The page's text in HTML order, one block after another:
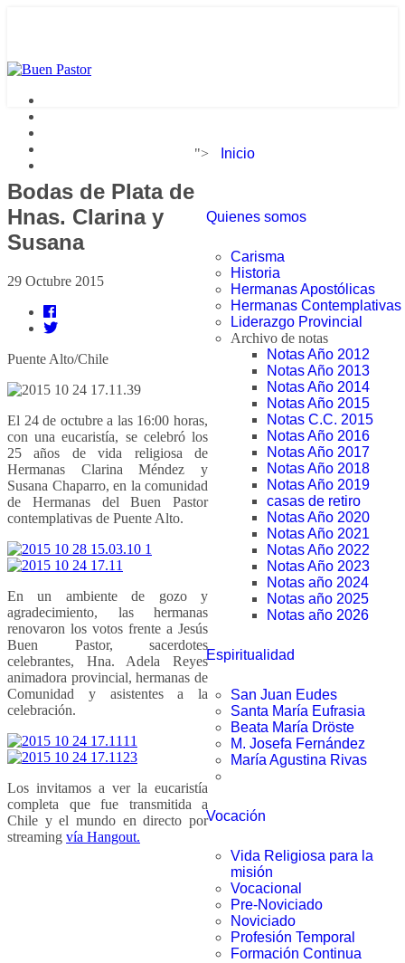
"> Inicio
Quienes somos
Carisma
Historia
Hermanas Apostólicas
Hermanas Contemplativas
Liderazgo Provincial
Archivo de notas
Notas Año 2012
Notas Año 2013
Notas Año 2014
Notas Año 2015
Notas C.C. 2015
Notas Año 2016
Notas Año 2017
Notas Año 2018
Notas Año 2019
casas de retiro
Notas Año 2020
Notas Año 2021
Notas Año 2022
Notas Año 2023
Notas año 2024
Notas año 2025
Notas año 2026
Espiritualidad
San Juan Eudes
Santa María Eufrasia
Beata María Dröste
M. Josefa Fernández
María Agustina Rivas
Vocación
Vida Religiosa para la
misión
Vocacional
Pre-Noviciado
Noviciado
Profesión Temporal
Formación Continua
Bodas de Plata de
Hnas. Clarina y
Susana
29 Octubre 2015
Puente Alto/Chile
El 24 de octubre a las 16:00 horas,
con una eucaristía, se celebró los
25 años de vida religiosa de
Hermanas Clarina Méndez y
Susana Chaparro, en la comunidad
de Hermanas del Buen Pastor
contemplativas de Puente Alto.
En un ambiente de gozo y
agradecimiento, las hermanas
renovaron los votos frente a Jesús
Buen Pastor, sacerdotes
celebrantes, Hna. Adela Reyes
animadora provincial, hermanas de
Comunidad y asistentes a la
celebración.
Los invitamos a ver la eucaristía
completa que fue transmitida a
Chile y el mundo en directo por
streaming vía Hangout.